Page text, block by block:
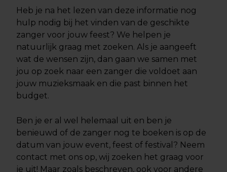
Heb je na het lezen van deze informatie nog
hulp nodig bij het vinden van de geschikte
zanger voor jouw feest? We helpen je
natuurlijk graag met zoeken. Als je aangeeft
wat de wensen zijn, dan gaan we samen met
jou op zoek naar een zanger die voldoet aan
jouw muzieksmaak en die past binnen het
budget.
Ben je er al wel helemaal uit en ben je
benieuwd of de zanger nog te boeken is op de
datum van jouw event, feest of festival? Neem
contact met ons op, wij zoeken het graag voor
je uit! Maar zoals beschreven, ook voor andere